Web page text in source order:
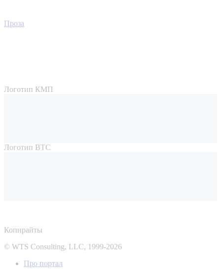
Проза
Логотип КМП
Логотип ВТС
Копирайты
© WTS Consulting, LLC, 1999-2026
Про портал